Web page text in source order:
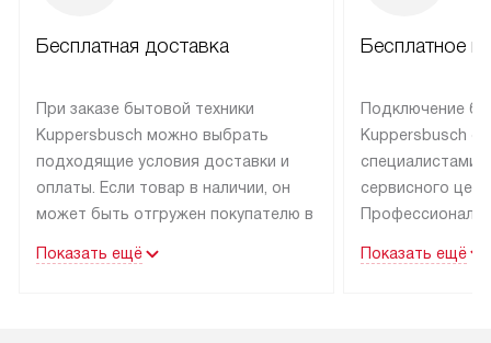
Бесплатная доставка
При заказе бытовой техники
Kuppersbusch можно выбрать
подходящие условия доставки и
оплаты. Если товар в наличии, он
может быть отгружен покупателю в
специальным лейблом
Показать ещё
Бесплатное
Подключение
Kuppersbusch
специалистами
сервисного
эксплуатации
Показать ещё